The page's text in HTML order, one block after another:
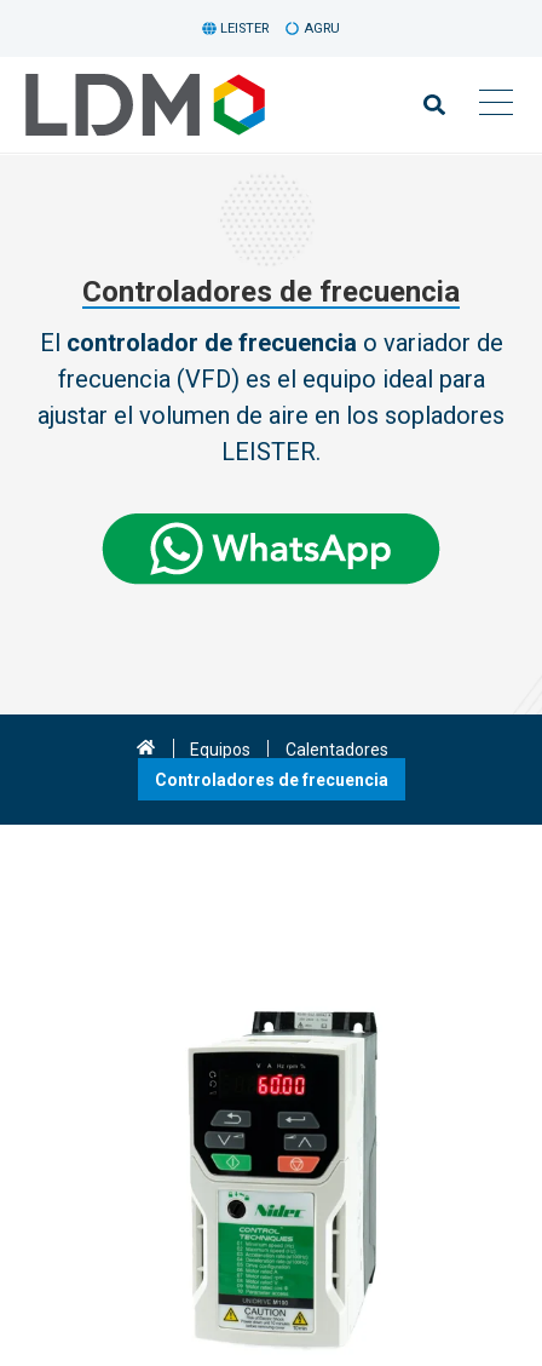
LEISTER AGRU
Controladores de frecuencia
El controlador de frecuencia o variador de
frecuencia (VFD) es el equipo ideal para
ajustar el volumen de aire en los sopladores
LEISTER.
Equipos
Calentadores
Controladores de frecuencia